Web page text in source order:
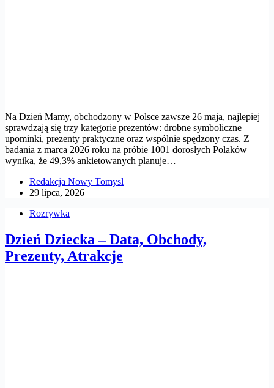
Na Dzień Mamy, obchodzony w Polsce zawsze 26 maja, najlepiej
sprawdzają się trzy kategorie prezentów: drobne symboliczne
upominki, prezenty praktyczne oraz wspólnie spędzony czas. Z
badania z marca 2026 roku na próbie 1001 dorosłych Polaków
wynika, że 49,3% ankietowanych planuje…
Redakcja Nowy Tomysl
29 lipca, 2026
Rozrywka
Dzień Dziecka – Data, Obchody,
Prezenty, Atrakcje